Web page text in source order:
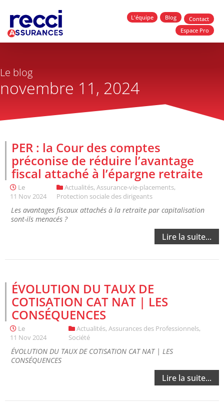
L'équipe Blog
Contact
Espace Pro
Le blog
novembre 11, 2024
PER : la Cour des comptes
préconise de réduire l’avantage
fiscal attaché à l’épargne retraite
Le
11 Nov 2024
Actualités,Assurance-vie-placements,
Protection sociale des dirigeants
Les avantages fiscaux attachés à la retraite par capitalisation
sont-ils menacés ?
Lire la suite...
ÉVOLUTION DU TAUX DE
COTISATION CAT NAT | LES
CONSÉQUENCES
Le
11 Nov 2024
Actualités, Assurances des Professionnels,
Société
ÉVOLUTION DU TAUX DE COTISATION CAT NAT | LES
CONSÉQUENCES
Lire la suite...